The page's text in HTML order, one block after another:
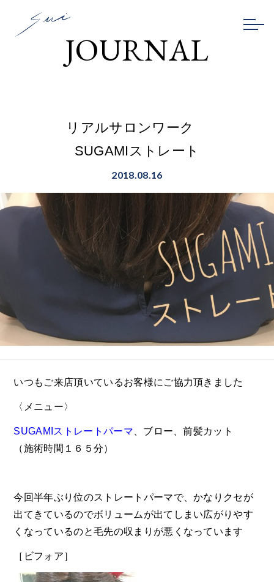
JOURNAL
リアルサロンワーク
SUGAMIストレート
2018.08.16
いつもご来店頂いているお客様にご協力頂きました
〈メニュー〉
SUGAMIストレートパーマ 、ブロー、前髪カット
（施術時間１６５分）
今回半年ぶり位のストレートパーマで、かなりクセが
出てきているのでボリュームが出てしまい広がりやす
くなっているのと毛先の収まりが悪くなっています
［ビフォア］